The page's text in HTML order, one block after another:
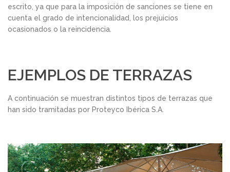
escrito, ya que para la imposición de sanciones se tiene en
cuenta el grado de intencionalidad, los prejuicios
ocasionados o la reincidencia.
EJEMPLOS DE TERRAZAS
A continuación se muestran distintos tipos de terrazas que
han sido tramitadas por Proteyco Ibérica S.A.